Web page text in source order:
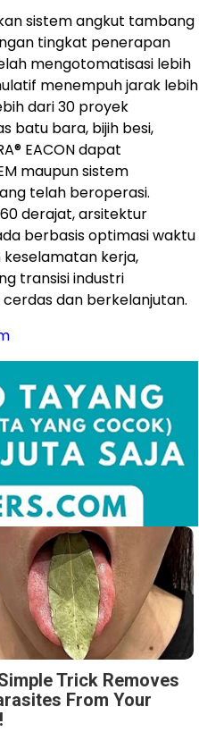
sistem angkut tambang
tingkat penerapan
mengotomatisasi lebih
menempuh jarak lebih
dari 30 proyek
batu bara, bijih besi,
EACON dapat
maupun sistem
telah beroperasi.
derajat, arsitektur
berbasis optimasi waktu
kerja,
transisi industri
dan berkelanjutan.
Trick Removes
From Your